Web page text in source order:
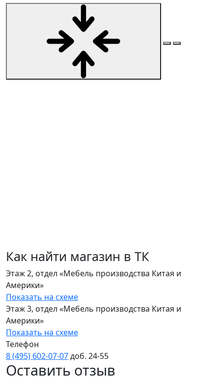
Как найти магазин в ТК
Этаж 2, отдел «Мебель производства Китая и
Америки»
Показать на схеме
Этаж 3, отдел «Мебель производства Китая и
Америки»
Показать на схеме
Телефон
8 (495) 602‑07‑07доб. 24‑55
Оставить отзыв